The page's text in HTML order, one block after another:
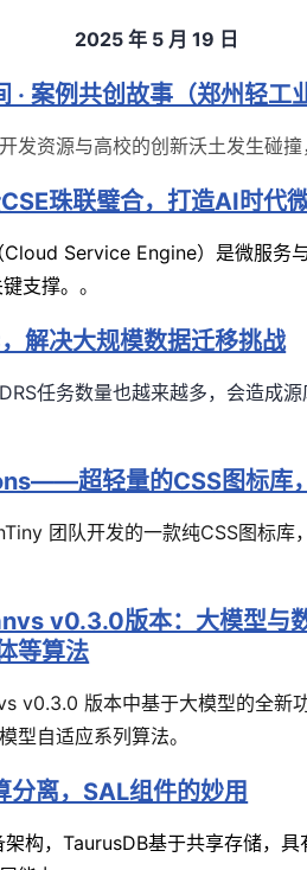
2025 年 5 月 19 日
· 案例共创故事（郑州轻工
发资源与高校的创新沃土发生碰
珠联璧合，打造AI时代
Service Engine）是微服务
支撑。。
解决大规模数据迁移挑战
DRS任务数量也越来越多，会造成
超轻量的CSS图标库
团队开发的一款纯CSS图标库
v0.3.0版本：大模型与
等算法
v0.3.0 版本中基于大模型的全新
型自适应系列算法。
分离，SAL组件的妙用
构，TaurusDB基于共享存储，